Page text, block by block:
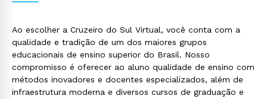
Ao escolher a Cruzeiro do Sul Virtual, você conta com a
qualidade e tradição de um dos maiores grupos
educacionais de ensino superior do Brasil. Nosso
compromisso é oferecer ao aluno qualidade de ensino com
métodos inovadores e docentes especializados, além de
infraestrutura moderna e diversos cursos de graduação e